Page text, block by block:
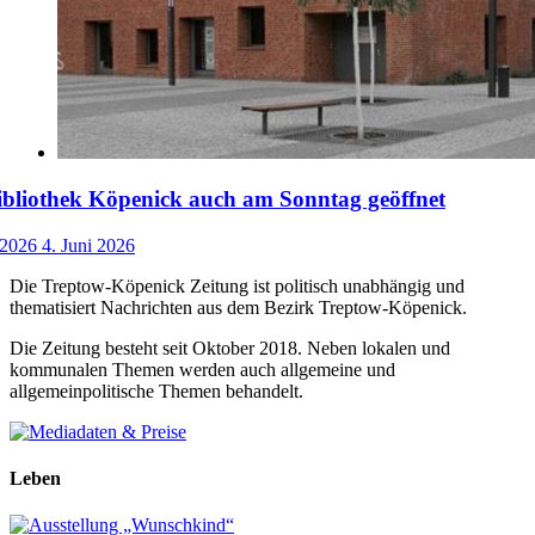
Köpenick auch am Sonntag geöffnet
4. Juni 2026
Die Treptow-Köpenick Zeitung ist politisch unabhängig und
thematisiert Nachrichten aus dem Bezirk Treptow-Köpenick.
Die Zeitung besteht seit Oktober 2018. Neben lokalen und
kommunalen Themen werden auch allgemeine und
allgemeinpolitische Themen behandelt.
Leben